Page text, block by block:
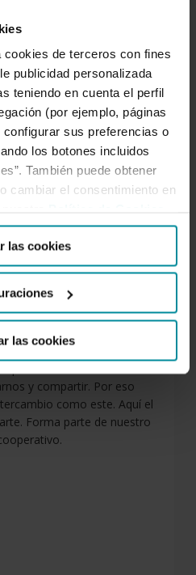
de terceros con fines
publicidad personalizada
teniendo en cuenta el perfil
(por ejemplo, páginas
sus preferencias o
los botones incluidos
También puede obtener
cambiar el consentimiento en
las cookies
las cookies
comunicación en Grupo
y compartir. Por eso
como este. Aquí el
Forma parte de nuestro